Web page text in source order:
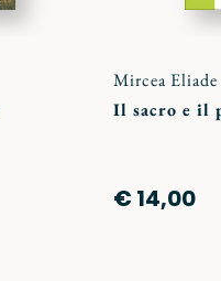
Mircea Eliade
Il sacro e il
€ 14,00